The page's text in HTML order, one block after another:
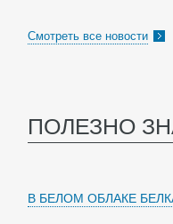
Смотреть все новости
ПОЛЕЗНО
В БЕЛОМ ОБЛАКЕ